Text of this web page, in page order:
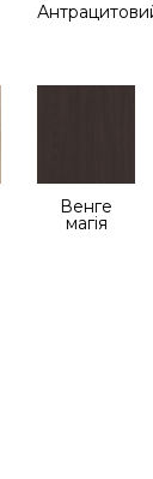
Венге
магія